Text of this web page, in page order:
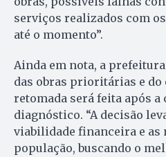
serviços realizados com
até o momento”.
Ainda em nota, a
das obras prioritárias e do
retomada será feita após a
diagnóstico. “A decisão
viabilidade financeira e as
população, buscando o